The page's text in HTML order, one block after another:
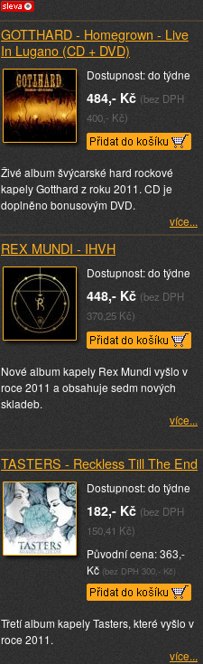
GOTTHARD - Homegrown - Live
In Lugano (CD + DVD)
Dostupnost: do týdne
484,- Kč (bez DPH
400,- Kč)
Živé album švýcarské hard rockové
kapely Gotthard z roku 2011. CD je
doplněno bonusovým DVD.
více...
REX MUNDI - IHVH
Dostupnost: do týdne
448,- Kč (bez DPH
370,25 Kč)
Nové album kapely Rex Mundi vyšlo v
roce 2011 a obsahuje sedm nových
skladeb.
více...
TASTERS - Reckless Till The End
Dostupnost: do týdne
182,- Kč (bez DPH
150,41 Kč)
Původní cena: 363,-
Kč (bez DPH 300,- Kč)
Třetí album kapely Tasters, které vyšlo v
roce 2011.
více...